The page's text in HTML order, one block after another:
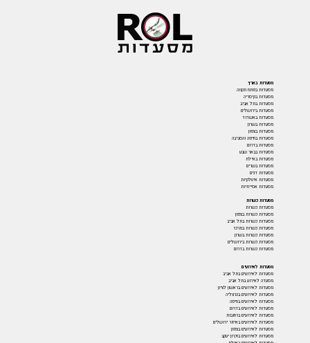
מסעדות בארץ
מסעדות בפתח תקווה
מסעדות בקיסריה
מסעדות בתל אביב
מסעדות בירושלים
מסעדות באשדוד
מסעדות בשרון
מסעדות בצפון
מסעדות בחיפה והסביבה
מסעדות בדרום
מסעדות בבאר שבע
מסעדות באילת
מסעדות בשרים
מסעדות דגים
מסעדות איטלקיות
מסעדות אסייתיות
מסעדות כשרות
מסעדות כשרות
מסעדות כשרות בצפון
מסעדות כשרות בתל אביב
מסעדות כשרות במרכז
מסעדות כשרות בשרון
מסעדות כשרות בירושלים
מסעדות כשרות בדרום
מסעדות לאירועים
מסעדות לאירועים בתל אביב
מסעדה לאירוע בתל אביב
מסעדות לאירועים בראשון לציון
מסעדות לאירועים בהרצליה
מסעדות לאירועים בחיפה
מסעדות לאירועים בדרום
מסעדות לאירועים ברחובות
מסעדות לאירועים באיזור ירושלים
מסעדות לאירועים בצפון
מסעדות לאירועים בזכרון יעקב